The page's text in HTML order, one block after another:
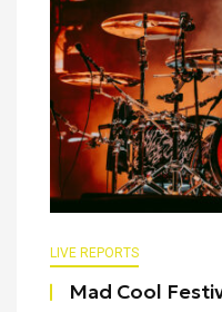
LIVE REPORTS
Mad Cool